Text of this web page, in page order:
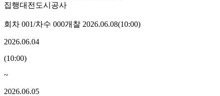
집행대전도시공사
회차 001/차수 000개찰 2026.06.08(10:00)
2026.06.04
(10:00)
~
2026.06.05